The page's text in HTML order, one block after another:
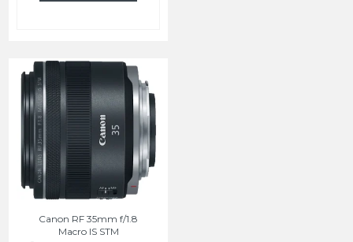
Canon RF 35mm f/1.8
Macro IS STM